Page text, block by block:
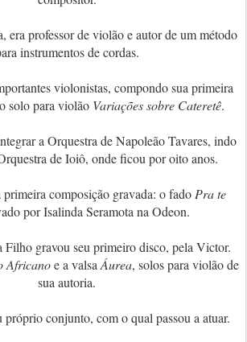
era professor de violão e autor de um método
instrumentos de cordas.
violonistas, compondo sua primeira
solo para violão Variações sobre Cateretê.
a Orquestra de Napoleão Tavares, indo
de Ioiô, onde ficou por oito anos.
primeira composição gravada: o fado Pra te
por Isalinda Seramota na Odeon.
Filho gravou seu primeiro disco, pela Victor.
Africanoe a valsa Áurea, solos para violão de
sua autoria.
conjunto, com o qual passou a atuar.